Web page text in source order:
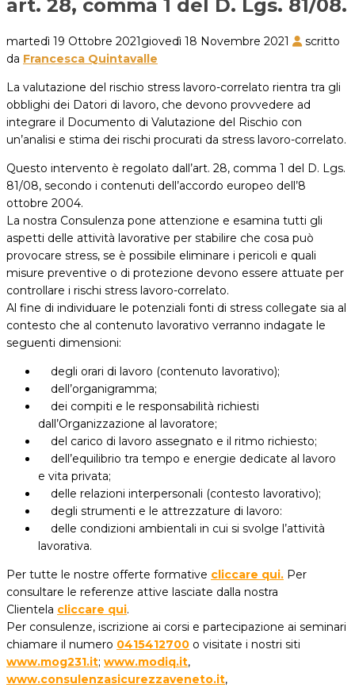
art. 28, comma 1 del D. Lgs. 81/08.
martedì 19 Ottobre 2021giovedì 18 Novembre 2021
scritto
da Francesca Quintavalle
La valutazione del rischio stress lavoro-correlato rientra tra gli
obblighi dei Datori di lavoro, che devono provvedere ad
integrare il Documento di Valutazione del Rischio con
un’analisi e stima dei rischi procurati da stress lavoro-correlato.
Questo intervento è regolato dall’art. 28, comma 1 del D. Lgs.
81/08, secondo i contenuti dell’accordo europeo dell’8
ottobre 2004.
La nostra Consulenza pone attenzione e esamina tutti gli
aspetti delle attività lavorative per stabilire che cosa può
provocare stress, se è possibile eliminare i pericoli e quali
misure preventive o di protezione devono essere attuate per
controllare i rischi stress lavoro-correlato.
Al fine di individuare le potenziali fonti di stress collegate sia al
contesto che al contenuto lavorativo verranno indagate le
seguenti dimensioni:
degli orari di lavoro (contenuto lavorativo);
dell’organigramma;
dei compiti e le responsabilità richiesti
dall’Organizzazione al lavoratore;
del carico di lavoro assegnato e il ritmo richiesto;
dell’equilibrio tra tempo e energie dedicate al lavoro
e vita privata;
delle relazioni interpersonali (contesto lavorativo);
degli strumenti e le attrezzature di lavoro:
delle condizioni ambientali in cui si svolge l’attività
lavorativa.
Per tutte le nostre offerte formative cliccare qui. Per
consultare le referenze attive lasciate dalla nostra
Clientela cliccare qui.
Per consulenze, iscrizione ai corsi e partecipazione ai seminari
chiamare il numero 0415412700 o visitate i nostri siti
www.mog231.it; www.modiq.it,
www.consulenzasicurezzaveneto.it,